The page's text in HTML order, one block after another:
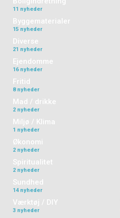
11 nyheder
Byggematerialer
15 nyheder
Diverse
21 nyheder
Ejendomme
16 nyheder
Fritid
8 nyheder
Mad / drikke
2 nyheder
Miljø / Klima
1 nyheder
Økonomi
2 nyheder
Spiritualitet
2 nyheder
Sundhed
14 nyheder
Værktøj / DIY
3 nyheder